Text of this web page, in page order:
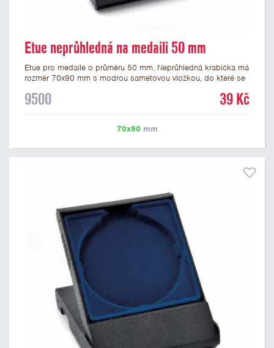
Etue neprůhledná na medaili 50 mm
Etue pro medaile o průměru 50 mm. Neprůhledná krabička má
rozměr 70x90 mm s modrou sametovou vložkou, do které se
významné sportovní či kulturní události.
9500 39 Kč
70x90mm